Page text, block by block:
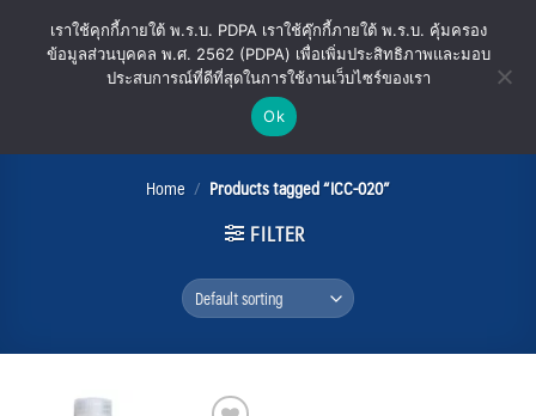
ICC-020
Home / Products tagged “ICC-020”
FILTER
เราใช้คุกกี้ภายใต้ พ.ร.บ. PDPA เราใช้คุ๊กกี้ภายใต้ พ.ร.บ. คุ้มครอง
ข้อมูลส่วนบุคคล พ.ศ. 2562 (PDPA) เพื่อเพิ่มประสิทธิภาพและมอบ
ประสบการณ์ที่ดีที่สุดในการใช้งานเว็บไซร์ของเรา
Ok